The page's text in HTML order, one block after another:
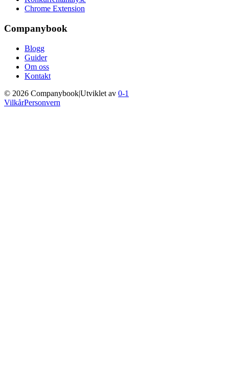
Chrome Extension
Companybook
Blogg
Guider
Om oss
Kontakt
© 2026 Companybook|Utviklet av 0-1
VilkårPersonvern